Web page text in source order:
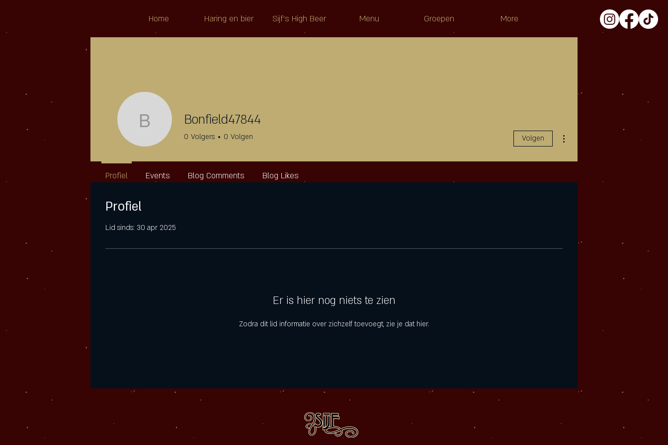
Home Haring en bier Sijf's High Beer Menu Groepen More
Profiel
Lid sinds: 30 apr 2025
Er is hier nog niets te zien
Zodra dit lid informatie over zichzelf toevoegt, zie je dat hier.
Bonfield47844
Bonfield47844
0 Volgers 0 Volgen Volgen
Profiel Events Blog Comments Blog Likes